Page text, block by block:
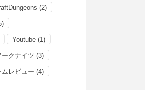
(2)
Youtube (1)
ークナイツ (3)
ムレビュー (4)